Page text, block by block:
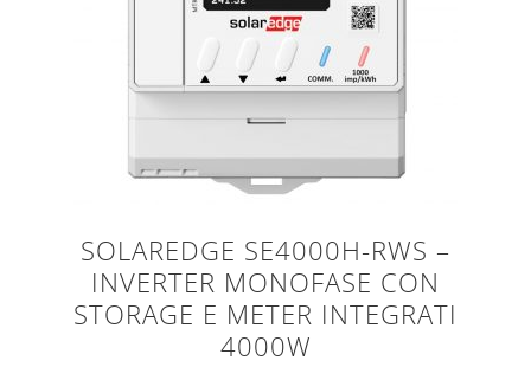
SOLAREDGE SE4000H-RWS –
INVERTER MONOFASE CON
STORAGE E METER INTEGRATI
4000W